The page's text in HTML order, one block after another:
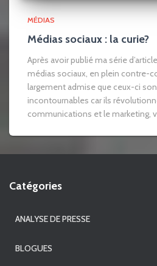
MÉDIAS
Médias sociaux : la curie?
Après avoir publié ma série
médias sociaux, en plein contre-
largement admise que ceux-ci
incontournables car ils
communications et le marketing,
Catégories
ANALYSE DE PRESSE
BLOGUES